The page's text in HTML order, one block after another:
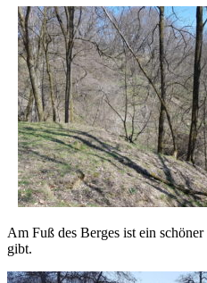
Am Fuß des Berges ist ein
gibt.